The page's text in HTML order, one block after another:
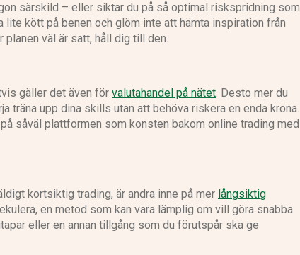
särskild – eller siktar du på så optimal riskspridning som
kött på benen och glöm inte att hämta inspiration från
väl är satt, håll dig till den.
gäller det även för valutahandel på nätet. Desto mer du
träna upp dina skills utan att behöva riskera en enda krona.
såväl plattformen som konsten bakom online trading med
kortsiktig trading, är andra inne på mer långsiktig
en metod som kan vara lämplig om vill göra snabba
eller en annan tillgång som du förutspår ska ge